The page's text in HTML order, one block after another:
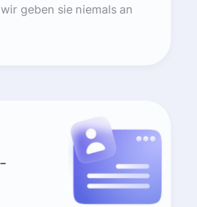
geben sie niemals an